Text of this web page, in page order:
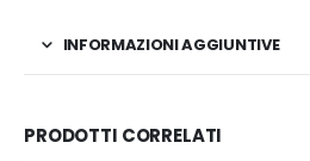
INFORMAZIONI AGGIUNTIVE
PRODOTTI CORRELATI